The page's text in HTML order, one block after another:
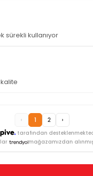
sürekli kullanıyor
tarafından
‹ 1 2 ›
mağazamızdan